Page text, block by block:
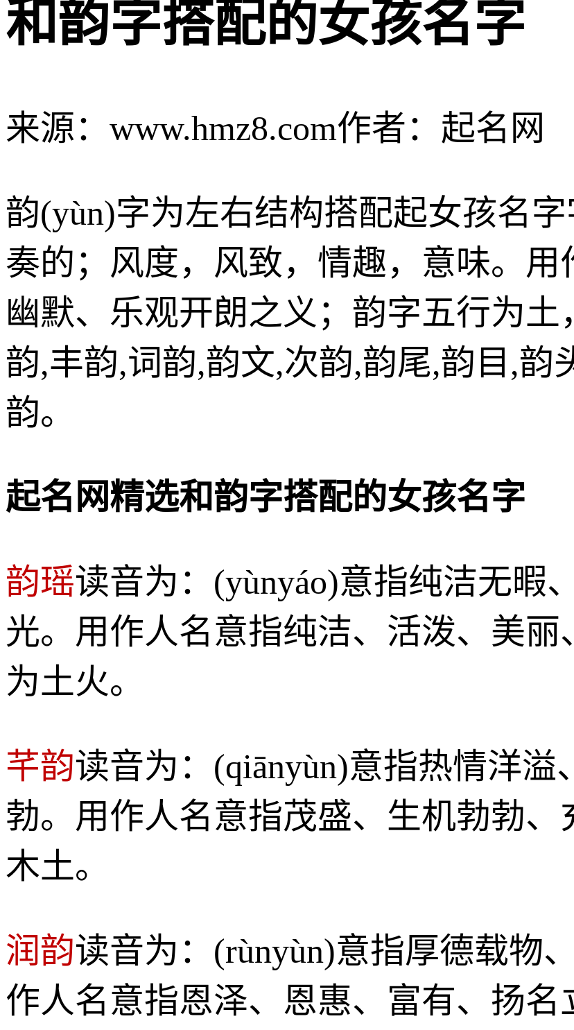
和韵字搭配的女孩名字
来源：www.hmz8.com作者：起名网
韵(yùn)字为左右结构搭配起女孩名
奏的；风度，风致，情趣，意味。
幽默、乐观开朗之义；韵字五行为
韵,丰韵,词韵,韵文,次韵,韵尾,韵目,韵
韵。
起名网精选和韵字搭配的女孩名字
韵瑶读音为：(yùnyáo)意指纯洁无暇
光。用作人名意指纯洁、活泼、美
为土火。
芊韵读音为：(qiānyùn)意指热情洋
勃。用作人名意指茂盛、生机勃勃
木土。
润韵读音为：(rùnyùn)意指厚德载物
作人名意指恩泽、恩惠、富有、扬